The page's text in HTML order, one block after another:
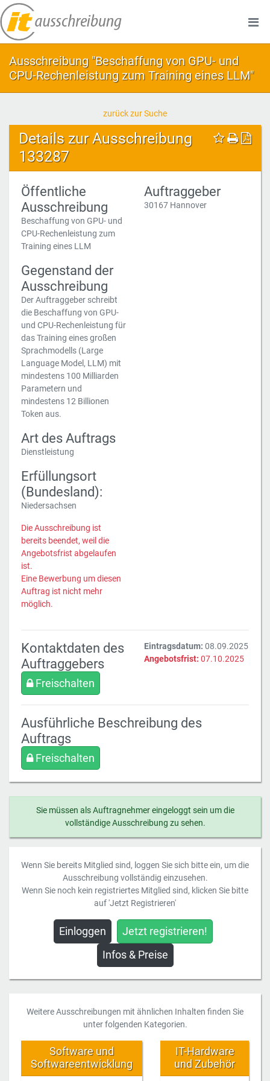
Ausschreibung "Beschaffung von GPU- und
CPU-Rechenleistung zum Training eines LLM"
zurück zur Suche
Details zur Ausschreibung
133287
Öffentliche
Ausschreibung
Beschaffung von GPU- und
CPU-Rechenleistung zum
Training eines LLM
Gegenstand der
Ausschreibung
Der Auftraggeber schreibt
die Beschaffung von GPU-
und CPU-Rechenleistung für
das Training eines großen
Sprachmodells (Large
Language Model, LLM) mit
mindestens 100 Milliarden
Parametern und
mindestens 12 Billionen
Token aus.
Art des Auftrags
Dienstleistung
Erfüllungsort
(Bundesland):
Niedersachsen
Die Ausschreibung ist
bereits beendet, weil die
Angebotsfrist abgelaufen
ist.
Eine Bewerbung um diesen
Auftrag ist nicht mehr
möglich.
Auftraggeber
30167 Hannover
Kontaktdaten des
Auftraggebers
Freischalten
Eintragsdatum: 08.09.2025
Angebotsfrist: 07.10.2025
Ausführliche Beschreibung des
Auftrags
Freischalten
Sie müssen als Auftragnehmer eingeloggt sein um die
vollständige Ausschreibung zu sehen.
Wenn Sie bereits Mitglied sind, loggen Sie sich bitte ein, um die
Ausschreibung vollständig einzusehen.
Wenn Sie noch kein registriertes Mitglied sind, klicken Sie bitte
auf 'Jetzt Registrieren'
Einloggen
Jetzt registrieren!
Infos & Preise
Weitere Ausschreibungen mit ähnlichen Inhalten finden Sie
unter folgenden Kategorien.
Software und
Softwareentwicklung
IT-Hardware
und Zubehör